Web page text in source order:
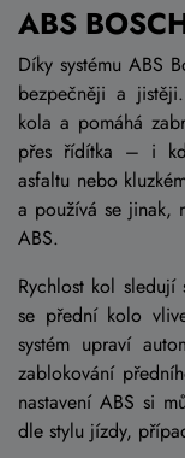
ABS
Díky systému ABS
bezpečněji a
kola a pomáhá
přes řídítka – i
asfaltu nebo
a používá se jinak,
ABS.
Rychlost kol
se přední kolo
systém upraví
zablokování
nastavení ABS si
dle stylu jízdy,